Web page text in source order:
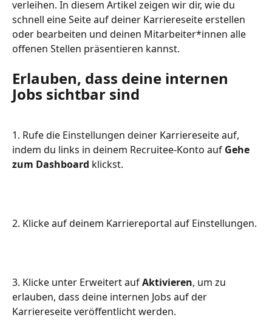
verleihen. In diesem Artikel zeigen wir dir, wie du
schnell eine Seite auf deiner Karriereseite erstellen
oder bearbeiten und deinen Mitarbeiter*innen alle
offenen Stellen präsentieren kannst.
Erlauben, dass deine internen
Jobs sichtbar sind
1. Rufe die Einstellungen deiner Karriereseite auf,
indem du links in deinem Recruitee-Konto auf Gehe
zum Dashboard klickst.
2. Klicke auf deinem Karriereportal auf Einstellungen.
3. Klicke unter Erweitert auf Aktivieren, um zu
erlauben, dass deine internen Jobs auf der
Karriereseite veröffentlicht werden.